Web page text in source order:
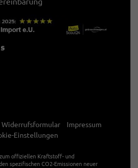
Widerrufsformular
Impressum
Einstellungen
offiziellen Kraftstoff- und
spezifischen CO2-Emissionen neuer